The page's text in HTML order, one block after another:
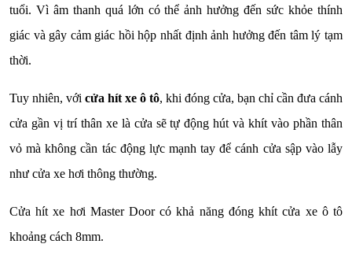
tuổi. Vì âm thanh quá lớn có thể ảnh hưởng đến sức khỏe thính
giác và gây cảm giác hồi hộp nhất định ảnh hưởng đến tâm lý tạm
thời.
Tuy nhiên, với cửa hít xe ô tô, khi đóng cửa, bạn chỉ cần đưa cánh
cửa gần vị trí thân xe là cửa sẽ tự động hút và khít vào phần thân
vỏ mà không cần tác động lực mạnh tay để cánh cửa sập vào lẫy
như cửa xe hơi thông thường.
Cửa hít xe hơi Master Door có khả năng đóng khít cửa xe ô tô
khoảng cách 8mm.